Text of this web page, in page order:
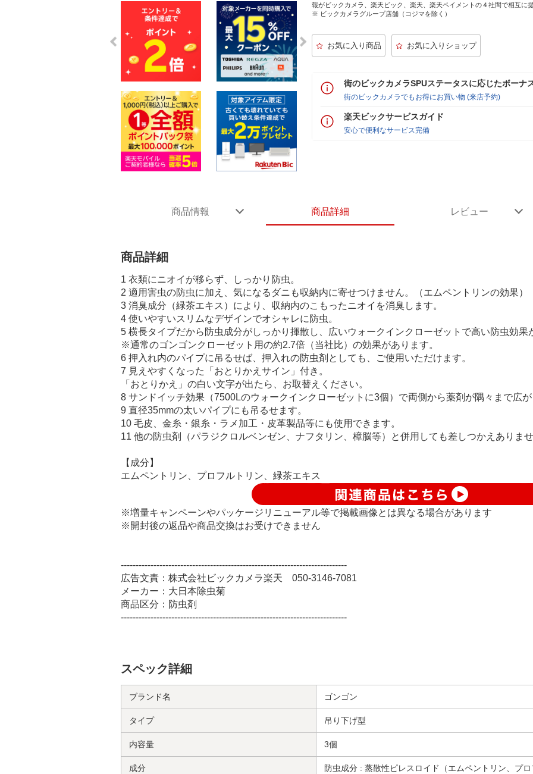
報がビックカメラ、楽天ビック、楽天、楽天ペイメントの４社間で相互に
※ ビックカメラグループ店舗（コジマを除く）
街のビックカメラSPUステータスに応じたボーナ
街のビックカメラでもお得にお買い物 (来店予約)
楽天ビックサービスガイド
安心で便利なサービス完備
商品情報 商品詳細 レビュー
商品詳細
1 衣類にニオイが移らず、しっかり防虫。
2 適用害虫の防虫に加え、気になるダニも収納内に寄せつけません。（エムペントリンの効果）
3 消臭成分（緑茶エキス）により、収納内のこもったニオイを消臭します。
4 使いやすいスリムなデザインでオシャレに防虫。
5 横長タイプだから防虫成分がしっかり揮散し、広いウォークインクローゼットで高い防虫効果
※通常のゴンゴンクローゼット用の約2.7倍（当社比）の効果があります。
6 押入れ内のパイプに吊るせば、押入れの防虫剤としても、ご使用いただけます。
7 見えやすくなった「おとりかえサイン」付き。
「おとりかえ」の白い文字が出たら、お取替えください。
8 サンドイッチ効果（7500Lのウォークインクローゼットに3個）で両側から薬剤が隅々まで広が
9 直径35mmの太いパイプにも吊るせます。
10 毛皮、金糸・銀糸・ラメ加工・皮革製品等にも使用できます。
11 他の防虫剤（パラジクロルベンゼン、ナフタリン、樟脳等）と併用しても差しつかえありませ
【成分】
エムペントリン、プロフルトリン、緑茶エキス
※増量キャンペーンやパッケージリニューアル等で掲載画像とは異なる場合があります
※開封後の返品や商品交換はお受けできません
----------------------------------------------------------------------------
広告文責：株式会社ビックカメラ楽天 050-3146-7081
メーカー：大日本除虫菊
商品区分：防虫剤
----------------------------------------------------------------------------
スペック詳細
ブランド名 ゴンゴン
タイプ 吊り下げ型
内容量 3個
成分
防虫成分 : 蒸散性ピレスロイド（エムペントリン、プ